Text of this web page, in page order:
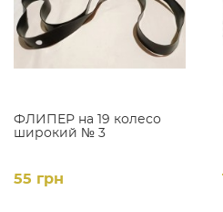
ФЛИПЕР на 19 колесо
широкий № 3
55 грн